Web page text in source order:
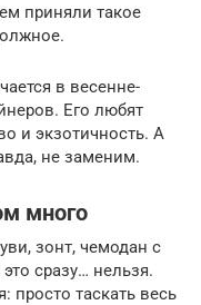
приняли такое
в весенне-
Его любят
и экзотичность. А
не заменим.
много
зонт, чемодан с
сразу… нельзя.
просто таскать весь